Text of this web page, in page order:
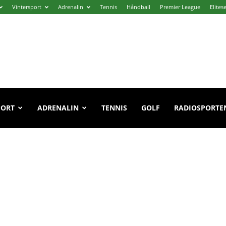
Vintersport Adrenalin Tennis Håndball Premier League
ADRENALIN TENNIS GOLF